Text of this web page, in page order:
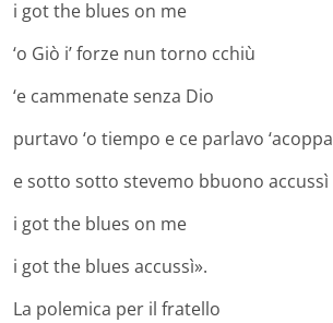
i got the blues on me
‘o Giò i’ forze nun torno cchiù
‘e cammenate senza Dio
purtavo ‘o tiempo e ce parlavo ‘acoppa
e sotto sotto stevemo bbuono accussì
i got the blues on me
i got the blues accussì».
La polemica per il fratello